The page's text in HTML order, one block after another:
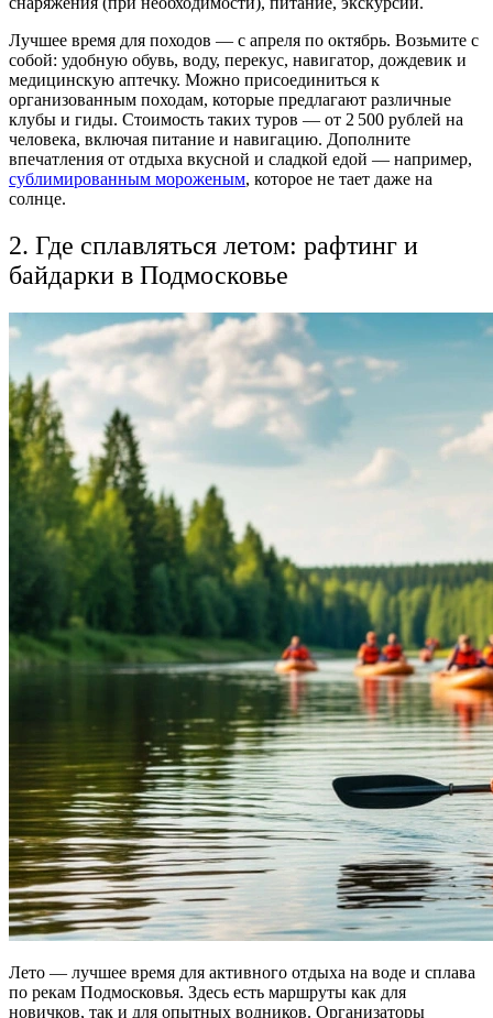
Лучшее время для походов — с апреля по октябрь. Возьмите с
собой: удобную обувь, воду, перекус, навигатор, дождевик и
медицинскую аптечку. Можно присоединиться к
организованным походам, которые предлагают различные
клубы и гиды. Стоимость таких туров — от 2 500 рублей на
человека, включая питание и навигацию. Дополните
впечатления от отдыха вкусной и сладкой едой — например,
сублимированным мороженым, которое не тает даже на
солнце.
2. Где сплавляться летом: рафтинг и
байдарки в Подмосковье
Лето — лучшее время для активного отдыха на воде и сплава
по рекам Подмосковья. Здесь есть маршруты как для
новичков, так и для опытных водников. Организаторы